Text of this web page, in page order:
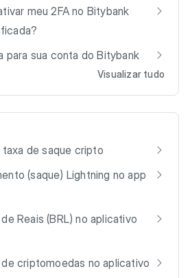
meu 2FA no Bitybank
para sua conta do Bitybank
Visualizar tudo
de saque cripto
(saque) Lightning no app
Reais (BRL) no aplicativo
criptomoedas no aplicativo